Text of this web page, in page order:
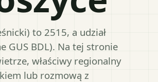
to 2515, a udział
GUS BDL). Na tej stronie
właściwy regionalny
lub rozmową z